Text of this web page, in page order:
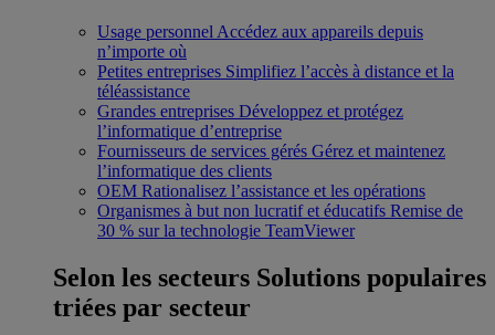
Usage personnel Accédez aux appareils depuis
n’importe où
Petites entreprises Simplifiez l’accès à distance et la
téléassistance
Grandes entreprises Développez et protégez
l’informatique d’entreprise
Fournisseurs de services gérés Gérez et maintenez
l’informatique des clients
OEM Rationalisez l’assistance et les opérations
Organismes à but non lucratif et éducatifs Remise de
30 % sur la technologie TeamViewer
Selon les secteurs Solutions populaires
triées par secteur